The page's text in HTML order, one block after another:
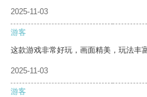
2025-11-03
游客
这款游戏非常好玩，画面精美，玩法丰富
2025-11-03
游客